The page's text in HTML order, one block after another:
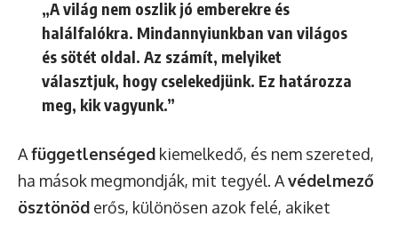
„A világ nem oszlik jó emberekre és
halálfalókra. Mindannyiunkban van világos
és sötét oldal. Az számít, melyiket
választjuk, hogy cselekedjünk. Ez határozza
meg, kik vagyunk.”
Afüggetlenséged kiemelkedő, és nem szereted,
ha mások megmondják, mit tegyél. Avédelmező
ösztönöd erős, különösen azok felé, akiket